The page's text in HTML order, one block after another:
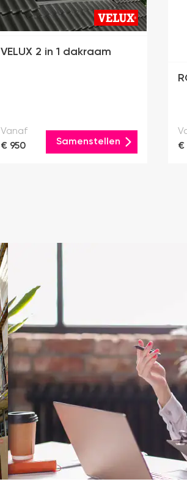
VELUX 2 in 1 dakraam
Vanaf
€ 950
Samenstellen
€